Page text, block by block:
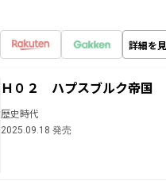
詳細を
Ｈ０２ ハプスブルク帝国
歴史時代
2025.09.18 発売